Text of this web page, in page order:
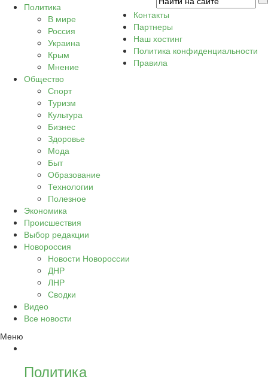
Политика
В мире
Россия
Украина
Крым
Мнение
Общество
Спорт
Туризм
Культура
Бизнес
Здоровье
Мода
Быт
Образование
Технологии
Полезное
Экономика
Происшествия
Выбор редакции
Новороссия
Новости Новороссии
ДНР
ЛНР
Сводки
Видео
Все новости
Меню
Политика
Контакты
Партнеры
Наш хостинг
Политика конфиденциальности
Правила